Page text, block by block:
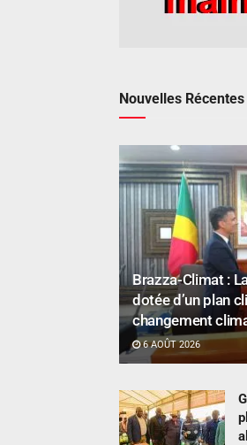
Nouvelles Récentes
Brazza-Climat :
dotée d’un plan
changement
6 AOÛT 2026